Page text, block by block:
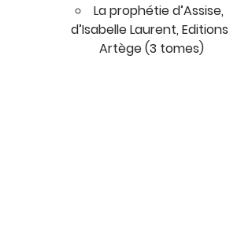
La prophétie d’Assise,
d’Isabelle Laurent, Editions
Artège (3 tomes)